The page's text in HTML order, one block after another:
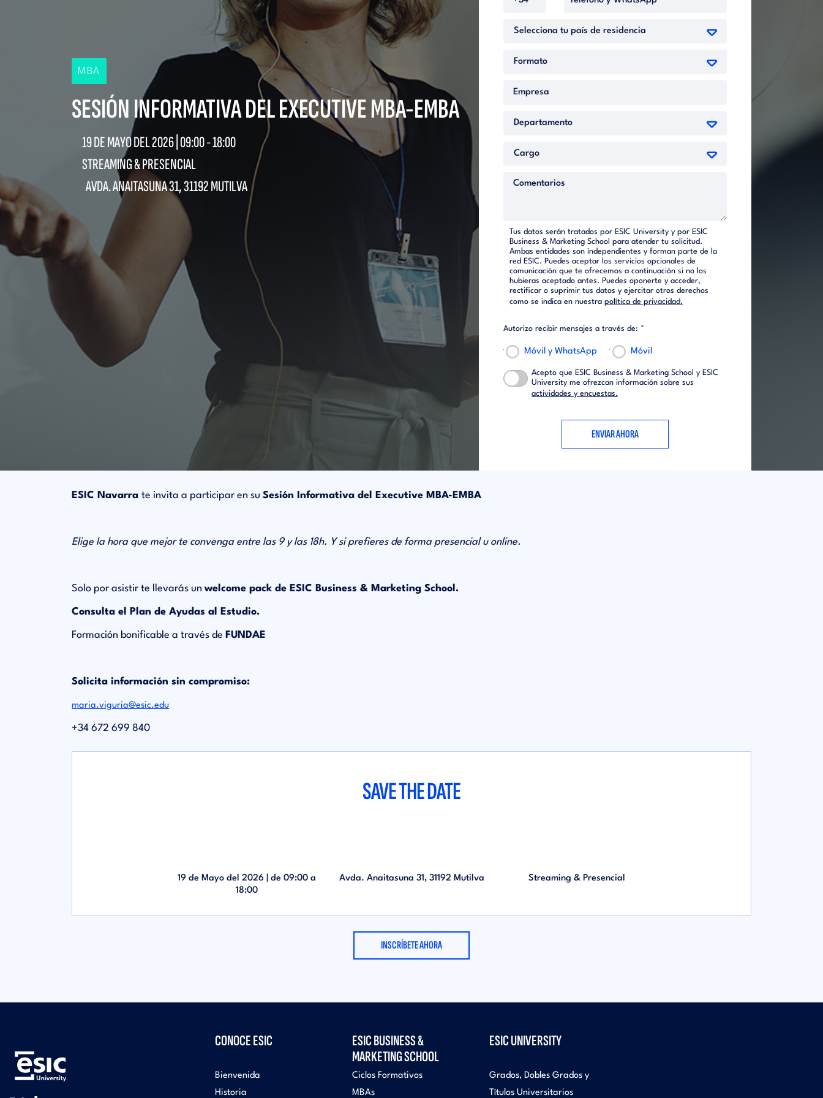
MBA
SESIÓN INFORMATIVA DEL EXECUTIVE MBA-EMBA
19 DE MAYO DEL 2026 | 09:00-18:00
STREAMING & PRESENCIAL
AVDA. ANAITASUNA 31, 31192 MUTILVA
Tus datos serán tratados por ESIC University y por ESIC
Business & Marketing School para atender tu solicitud.
Ambas entidades son independientes y forman parte de la
red ESIC. Puedes aceptar los servicios opcionales de
comunicación que te ofrecemos a continuación si no los
hubieras aceptado antes. Puedes oponerte y acceder,
rectificar o suprimir tus datos y ejercitar otros derechos
como se indica en nuestra política de privacidad.
Autorizo recibir mensajes a través de: *
Móvil y WhatsApp Móvil
Acepto que ESIC Business & Marketing School y ESIC
University me ofrezcan información sobre sus
actividades y encuestas.
ESIC Navarra te invita a participar en su Sesión Informativa del Executive MBA-EMBA
Elige la hora que mejor te convenga entre las 9 y las 18h. Y si prefieres de forma presencial u online.
Solo por asistir te llevarás un welcome pack de ESIC Business & Marketing School.
Consulta el Plan de Ayudas al Estudio.
Formación bonificable a través de FUNDAE
Solicita información sin compromiso:
maria.viguria@esic.edu
+34 672 699 840
SAVE THE DATE
19 de Mayo del 2026 | de 09:00a
18:00
Avda. Anaitasuna 31, 31192 Mutilva Streaming & Presencial
INSCRÍBETE AHORA
CONOCE ESIC
Bienvenida
Historia
ESIC BUSINESS &
MARKETING SCHOOL
Ciclos Formativos
MBAs
ESIC UNIVERSITY
Grados, Dobles Grados y
Títulos Universitarios